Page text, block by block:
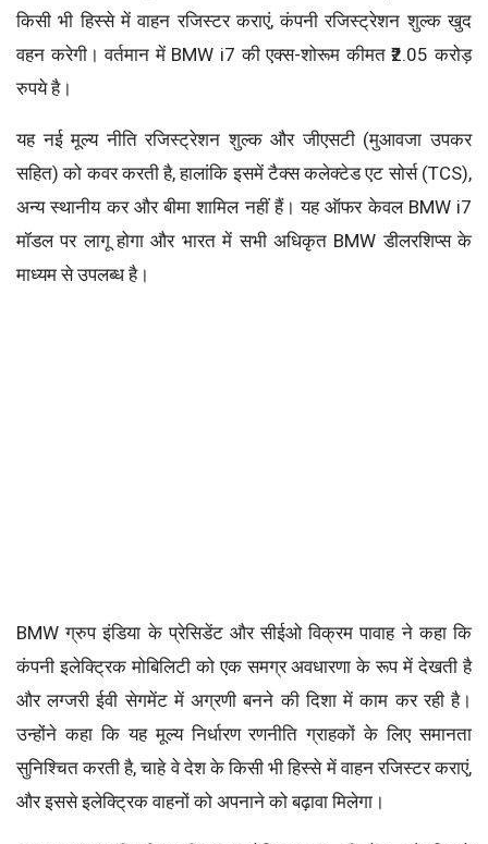
किसी भी हिस्से में वाहन रजिस्टर कराएं, कंपनी रजिस्ट्रेशन शुल्क खुद
वहन करेगी। वर्तमान में BMW i7 की एक्स-शोरूम कीमत ₹2.05 करोड़
रुपये है।
यह नई मूल्य नीति रजिस्ट्रेशन शुल्क और जीएसटी (मुआवजा उपकर
सहित) को कवर करती है, हालांकि इसमें टैक्स कलेक्टेड एट सोर्स (TCS),
अन्य स्थानीय कर और बीमा शामिल नहीं हैं। यह ऑफर केवल BMW i7
मॉडल पर लागू होगा और भारत में सभी अधिकृत BMW डीलरशिप्स के
माध्यम से उपलब्ध है।
BMW ग्रुप इंडिया के प्रेसिडेंट और सीईओ विक्रम पावाह ने कहा कि
कंपनी इलेक्ट्रिक मोबिलिटी को एक समग्र अवधारणा के रूप में देखती है
और लग्जरी ईवी सेगमेंट में अग्रणी बनने की दिशा में काम कर रही है।
उन्होंने कहा कि यह मूल्य निर्धारण रणनीति ग्राहकों के लिए समानता
सुनिश्चित करती है, चाहे वे देश के किसी भी हिस्से में वाहन रजिस्टर कराएं,
और इससे इलेक्ट्रिक वाहनों को अपनाने को बढ़ावा मिलेगा।